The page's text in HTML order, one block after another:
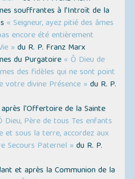
souffrantes à l’Introït de la
« Seigneur, ayez pitié des âmes
encore été entièrement
» du R. P. Franz Marx
du Purgatoire « Ô Dieu de
des fidèles qui ne sont point
votre divine Présence » du R. P.
l'Offertoire de la Sainte
Dieu, Père de tous Tes enfants
et sous la terre, accordez aux
Secours Paternel » du R. P.
et après la Communion de la